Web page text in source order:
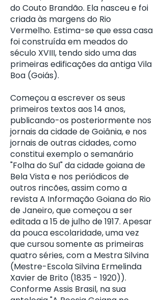
do Couto Brandão. Ela nasceu e foi
criada às margens do Rio
Vermelho. Estima-se que essa casa
foi construída em meados do
século XVIII, tendo sido uma das
primeiras edificações da antiga Vila
Boa (Goiás).
Começou a escrever os seus
primeiros textos aos 14 anos,
publicando-os posteriormente nos
jornais da cidade de Goiânia, e nos
jornais de outras cidades, como
constitui exemplo o semanário
"Folha do Sul" da cidade goiana de
Bela Vista e nos periódicos de
outros rincões, assim como a
revista A Informação Goiana do Rio
de Janeiro, que começou a ser
editada a 15 de julho de 1917. Apesar
da pouca escolaridade, uma vez
que cursou somente as primeiras
quatro séries, com a Mestra Silvina
(Mestre-Escola Silvina Ermelinda
Xavier de Brito (1835 - 1920)).
Conforme Assis Brasil, na sua